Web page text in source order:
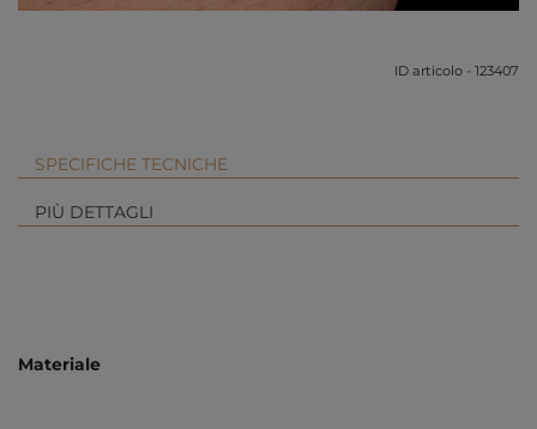
ID articolo - 123407
SPECIFICHE TECNICHE
PIÙ DETTAGLI
Materiale